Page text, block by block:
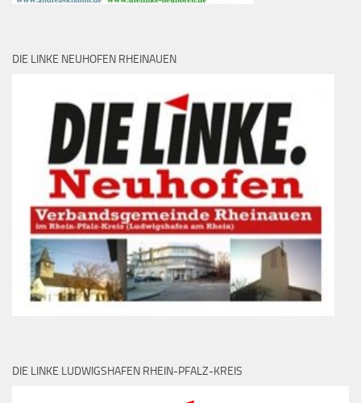
DIE LINKE NEUHOFEN RHEINAUEN
DIE LINKE LUDWIGSHAFEN RHEIN-PFALZ-KREIS